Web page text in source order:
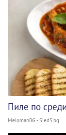
Пиле по
MelomanBG - Sled5.bg